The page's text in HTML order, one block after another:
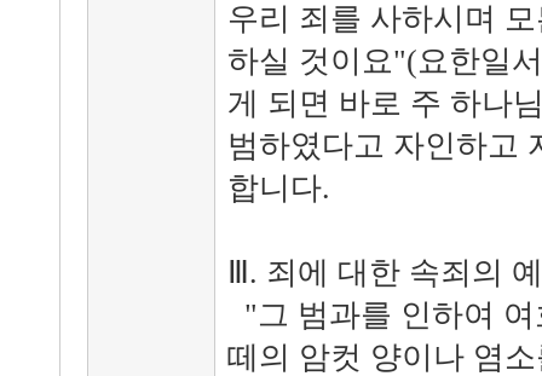
우리 죄를 사하시며
하실 것이요"(요한일
게 되면 바로 주 하나
범하였다고 자인하고
합니다.
Ⅲ. 죄에 대한 속죄의
"그 범과를 인하여
떼의 암컷 양이나 염